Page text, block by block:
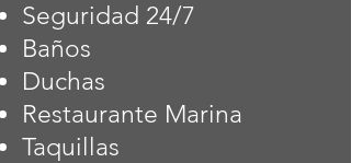
Seguridad 24/7
Baños
Duchas
Restaurante Marina
Taquillas